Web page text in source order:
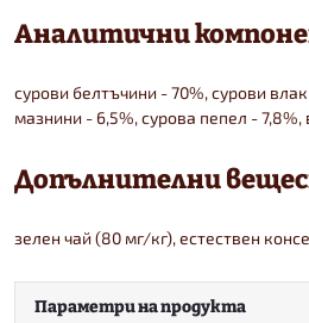
Аналитични
сурови белтъчини - 70%, сурови
мазнини - 6,5%, сурова пепел - 7,8%,
Допълнителни
зелен чай (80 мг/кг), естествен
Параметри на продукта